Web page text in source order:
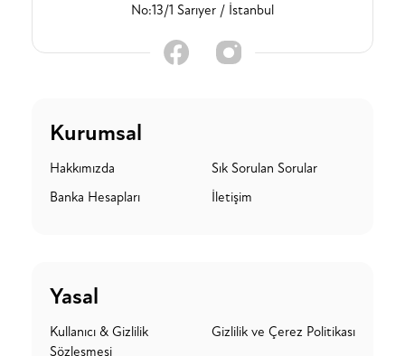
No:13/1 Sarıyer / İstanbul
Kurumsal
Hakkımızda
Sık Sorulan Sorular
Banka Hesapları
İletişim
Yasal
Kullanıcı & Gizlilik
Sözleşmesi
Gizlilik ve Çerez Politikası